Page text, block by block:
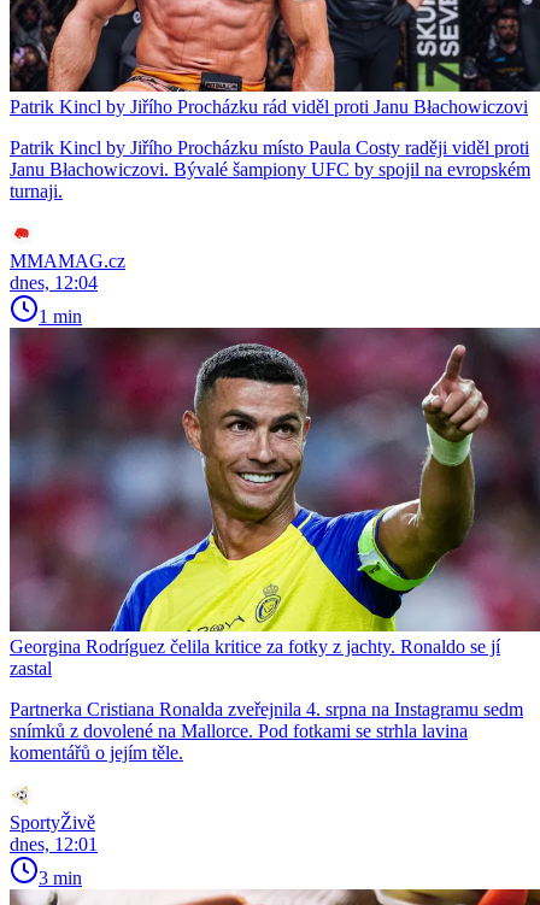
Patrik Kincl by Jiřího Procházku rád viděl proti Janu Błachowiczovi
Patrik Kincl by Jiřího Procházku místo Paula Costy raději viděl proti
Janu Błachowiczovi. Bývalé šampiony UFC by spojil na evropském
turnaji.
MMAMAG.cz
dnes, 12:04
1 min
Georgina Rodríguez čelila kritice za fotky z jachty. Ronaldo se jí
zastal
Partnerka Cristiana Ronalda zveřejnila 4. srpna na Instagramu sedm
snímků z dovolené na Mallorce. Pod fotkami se strhla lavina
komentářů o jejím těle.
SportyŽivě
dnes, 12:01
3 min